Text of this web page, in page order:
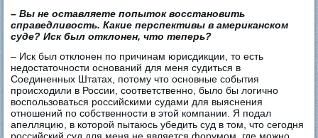
– Вы не оставляете попыток восстановить
справедливость. Какие перспективы в американском
суде? Иск был отклонен, что теперь?
– Иск был отклонен по причинам юрисдикции, то есть
недостаточности оснований для меня судиться в
Соединенных Штатах, потому что основные события
происходили в России, соответственно, было бы логично
воспользоваться российскими судами для выяснения
отношений по собственности в этой компании. Я подал
апелляцию, в которой пытаюсь убедить суд в том, что сегодня
российский суд для меня не является форумом, где можно